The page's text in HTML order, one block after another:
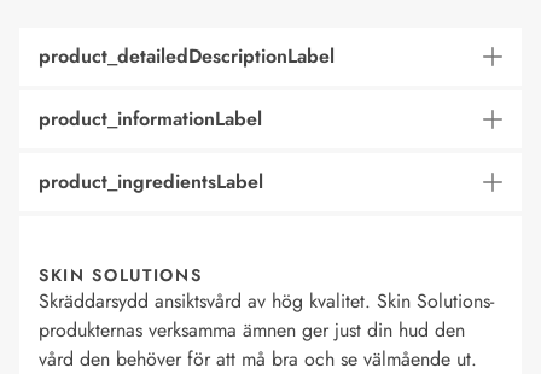
product_detailedDescriptionLabel
product_informationLabel
product_ingredientsLabel
SKIN SOLUTIONS
Skräddarsydd ansiktsvård av hög kvalitet. Skin Solutions-
produkternas verksamma ämnen ger just din hud den
vård den behöver för att må bra och se välmående ut.